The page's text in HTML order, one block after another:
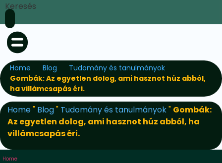
Keresés
Home Blog
Tudomány és tanulmányok
Gombák: Az egyetlen dolog, ami hasznot húz abból,
ha villámcsapás éri.
Home" Blog" Tudomány és tanulmányok" Gombák:
Az egyetlen dolog, ami hasznot húz abból, ha
villámcsapás éri.
Home